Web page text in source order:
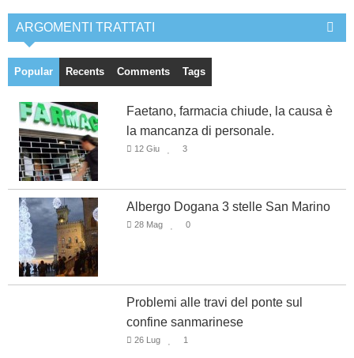
ARGOMENTI TRATTATI
Popular Recents Comments Tags
Faetano, farmacia chiude, la causa è
la mancanza di personale.
12 Giu 3
Albergo Dogana 3 stelle San Marino
28 Mag 0
Problemi alle travi del ponte sul
confine sanmarinese
26 Lug 1